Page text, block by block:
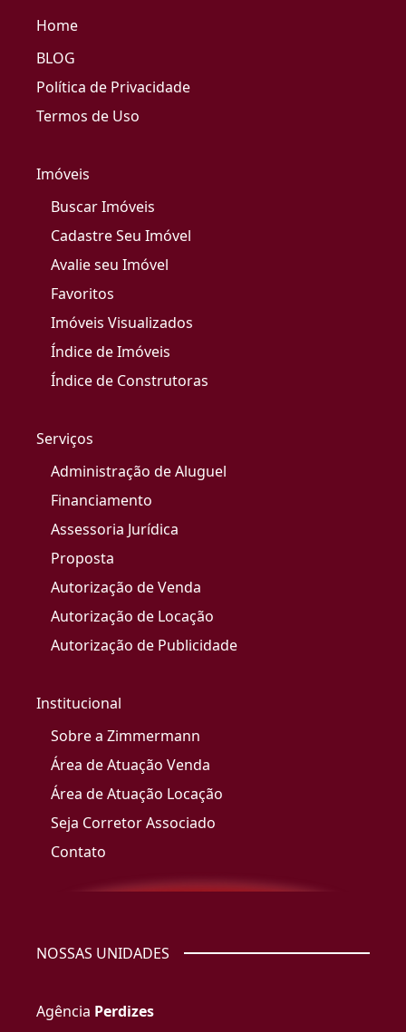
Home
BLOG
Política de Privacidade
Termos de Uso
Imóveis
Buscar Imóveis
Cadastre Seu Imóvel
Avalie seu Imóvel
Favoritos
Imóveis Visualizados
Índice de Imóveis
Índice de Construtoras
Serviços
Administração de Aluguel
Financiamento
Assessoria Jurídica
Proposta
Autorização de Venda
Autorização de Locação
Autorização de Publicidade
Institucional
Sobre a Zimmermann
Área de Atuação Venda
Área de Atuação Locação
Seja Corretor Associado
Contato
NOSSAS UNIDADES
Agência Perdizes